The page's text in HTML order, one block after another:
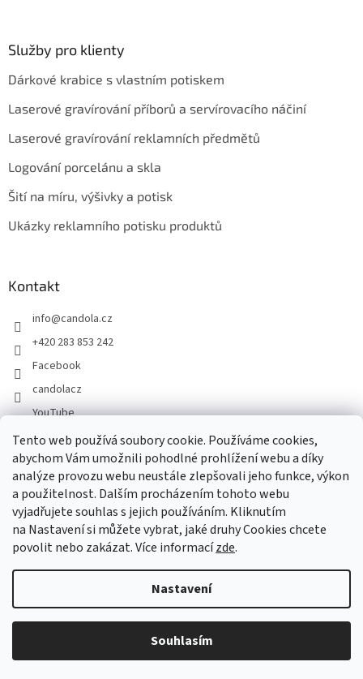
Tento web používá soubory cookie. Používáme cookies,
abychom Vám umožnili pohodlné prohlížení webu a díky
analýze provozu webu neustále zlepšovali jeho funkce, výkon
a použitelnost. Dalším procházením tohoto webu
vyjadřujete souhlas s jejich používáním. Kliknutím
na Nastavení si můžete vybrat, jaké druhy Cookies chcete
povolit nebo zakázat. Více informacízde.
Nastavení
Souhlasím
Služby pro klienty
Dárkové krabice s vlastním potiskem
Laserové gravírování příborů a servírovacího náčiní
Laserové gravírování reklamních předmětů
Logování porcelánu a skla
Šití na míru, výšivky a potisk
Ukázky reklamního potisku produktů
Kontakt
info@candola.cz
+420 283 853 242
Facebook
candolacz
YouTube
Přijímáme online platby
Copyright 2026GASTRO HOLDING CANDOLA, s. r. o.. Všechna
práva vyhrazena.Upravit nastavení cookies